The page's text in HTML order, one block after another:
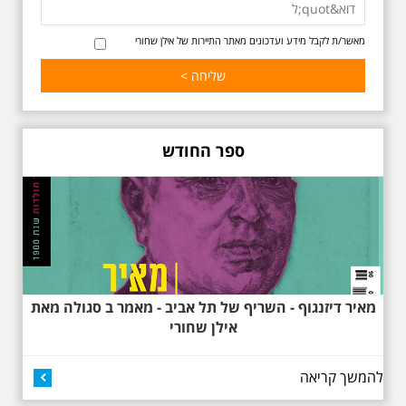
הפיכתה של תל אביב לבירת התרבות
של ארץ ישראל. זאת בעיקר סביב
החלטתו של חיים נחמן ביאליק
להתיישב בתל אביב והמהלכים
העירוניים שהושפעו מכך. הסיור יהיה
בדגש התרבותיות התל אביבית של
את רחובות ביאליק ואידלסון כשכל
החברה הגבוהה התל אביבית
והארצישראלית ביקשה לגור בסמיכות
למשורר הלאומי. נדבר על המבנים,
בית ביאליק, בית ראובן, מלון סקורה,
בית קרוסל, קפה נגה המשפחות
שגרו ברחובות אלו ועוד הפתעות.
באוהאוס בלילה
25.6.2025 ליל חמישי
מאשר/ת לקבל מידע ועדכונים מאתר התיירות של אילן שחורי
ספר החודש
מאיר דיזנגוף - השריף של תל אביב - מאמר ב סגולה מאת
אילן שחורי
להמשך קריאה